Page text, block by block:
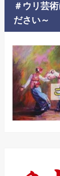
＃ウリ芸
ださい～